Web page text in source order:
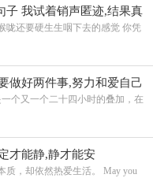
子 我试着销声匿迹,结果真
咙还要硬生生咽下去的感觉 你凭
做好两件事,努力和爱自己
个又一个二十四小时的叠加，在
才能静,静才能安
质，却依然热爱生活。 May you